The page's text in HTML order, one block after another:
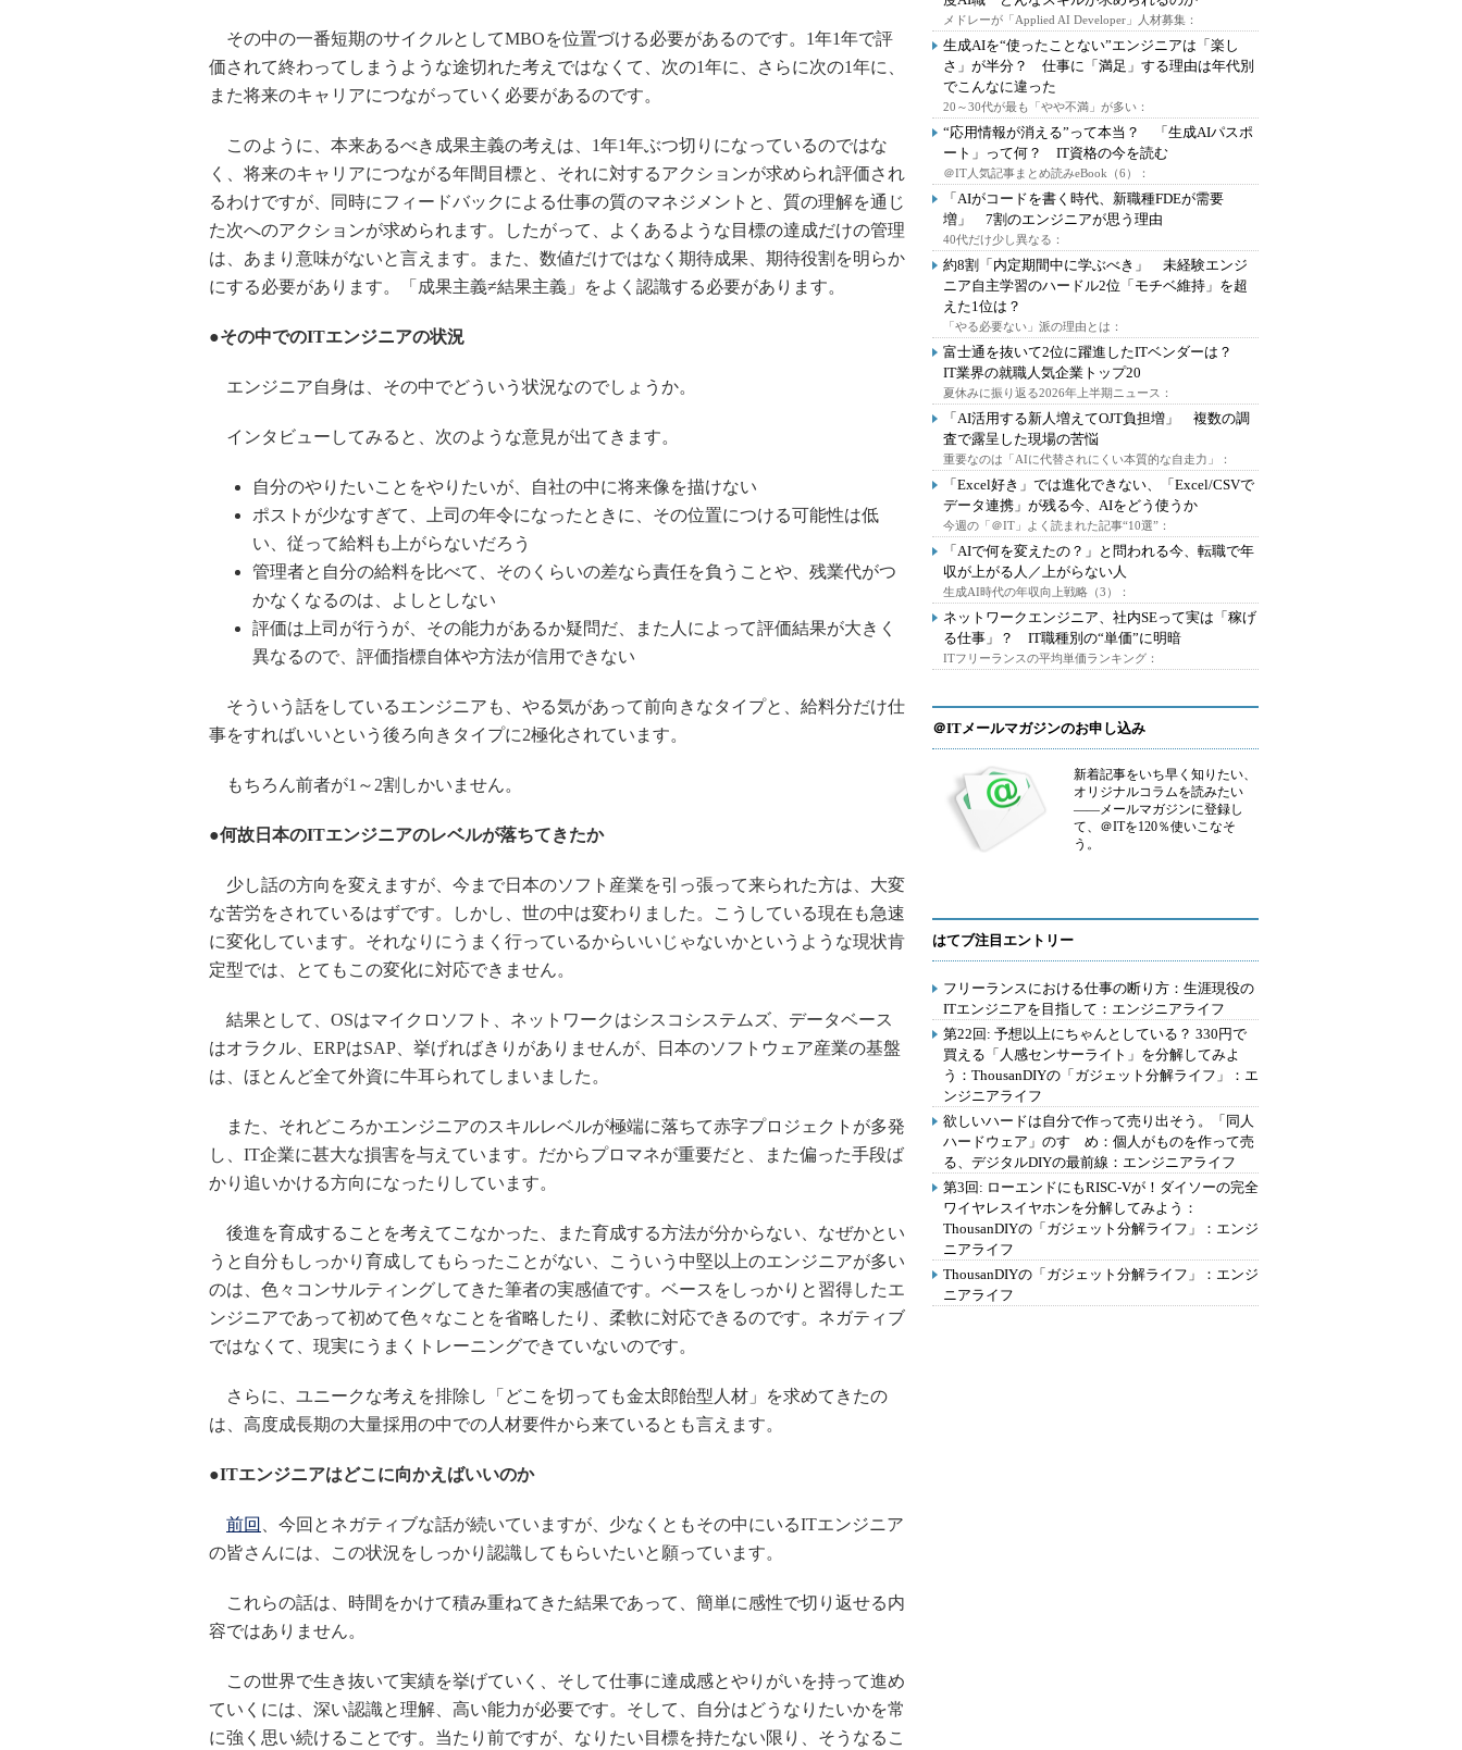
その中の一番短期のサイクルとしてMBOを位置づける必要があるのです。1年1年で評
価されて終わってしまうような途切れた考えではなくて、次の1年に、さらに次の1年に、
また将来のキャリアにつながっていく必要があるのです。
このように、本来あるべき成果主義の考えは、1年1年ぶつ切りになっているのではな
く、将来のキャリアにつながる年間目標と、それに対するアクションが求められ評価され
るわけですが、同時にフィードバックによる仕事の質のマネジメントと、質の理解を通じ
た次へのアクションが求められます。したがって、よくあるような目標の達成だけの管理
は、あまり意味がないと言えます。また、数値だけではなく期待成果、期待役割を明らか
にする必要があります。「成果主義≠結果主義」をよく認識する必要があります。
●その中でのITエンジニアの状況
エンジニア自身は、その中でどういう状況なのでしょうか。
インタビューしてみると、次のような意見が出てきます。
自分のやりたいことをやりたいが、自社の中に将来像を描けない
ポストが少なすぎて、上司の年令になったときに、その位置につける可能性は低
い、従って給料も上がらないだろう
管理者と自分の給料を比べて、そのくらいの差なら責任を負うことや、残業代がつ
かなくなるのは、よしとしない
評価は上司が行うが、その能力があるか疑問だ、また人によって評価結果が大きく
異なるので、評価指標自体や方法が信用できない
そういう話をしているエンジニアも、やる気があって前向きなタイプと、給料分だけ仕
事をすればいいという後ろ向きタイプに2極化されています。
もちろん前者が1～2割しかいません。
●何故日本のITエンジニアのレベルが落ちてきたか
少し話の方向を変えますが、今まで日本のソフト産業を引っ張って来られた方は、大変
な苦労をされているはずです。しかし、世の中は変わりました。こうしている現在も急速
に変化しています。それなりにうまく行っているからいいじゃないかというような現状肯
定型では、とてもこの変化に対応できません。
結果として、OSはマイクロソフト、ネットワークはシスコシステムズ、データベース
はオラクル、ERPはSAP、挙げればきりがありませんが、日本のソフトウェア産業の基盤
は、ほとんど全て外資に牛耳られてしまいました。
また、それどころかエンジニアのスキルレベルが極端に落ちて赤字プロジェクトが多発
し、IT企業に甚大な損害を与えています。だからプロマネが重要だと、また偏った手段ば
かり追いかける方向になったりしています。
後進を育成することを考えてこなかった、また育成する方法が分からない、なぜかとい
うと自分もしっかり育成してもらったことがない、こういう中堅以上のエンジニアが多い
のは、色々コンサルティングしてきた筆者の実感値です。ベースをしっかりと習得したエ
ンジニアであって初めて色々なことを省略したり、柔軟に対応できるのです。ネガティブ
ではなくて、現実にうまくトレーニングできていないのです。
さらに、ユニークな考えを排除し「どこを切っても金太郎飴型人材」を求めてきたの
は、高度成長期の大量採用の中での人材要件から来ているとも言えます。
●ITエンジニアはどこに向かえばいいのか
前回
、今回とネガティブな話が続いていますが、少なくともその中にいるITエンジニア
の皆さんには、この状況をしっかり認識してもらいたいと願っています。
これらの話は、時間をかけて積み重ねてきた結果であって、簡単に感性で切り返せる内
容ではありません。
この世界で生き抜いて実績を挙げていく、そして仕事に達成感とやりがいを持って進め
ていくには、深い認識と理解、高い能力が必要です。そして、自分はどうなりたいかを常
に強く思い続けることです。当たり前ですが、なりたい目標を持たない限り、そうなるこ
メドレーが「Applied AI Developer」人材募集：
生成AIを“使ったことない”エンジニアは「楽し
さ」が半分？ 仕事に「満足」する理由は年代別
でこんなに違った
20～30代が最も「やや不満」が多い：
“応用情報が消える”って本当？ 「生成AIパスポ
ート」って何？ IT資格の今を読む
＠IT人気記事まとめ読みeBook（6）：
「AIがコードを書く時代、新職種FDEが需要
増」 7割のエンジニアが思う理由
40代だけ少し異なる：
約8割「内定期間中に学ぶべき」 未経験エンジ
ニア自主学習のハードル2位「モチベ維持」を超
えた1位は？
「やる必要ない」派の理由とは：
富士通を抜いて2位に躍進したITベンダーは？
IT業界の就職人気企業トップ20
夏休みに振り返る2026年上半期ニュース：
「AI活用する新人増えてOJT負担増」 複数の調
査で露呈した現場の苦悩
重要なのは「AIに代替されにくい本質的な自走力」：
「Excel好き」では進化できない、「Excel/CSVで
データ連携」が残る今、AIをどう使うか
今週の「＠IT」よく読まれた記事“10選”：
「AIで何を変えたの？」と問われる今、転職で年
収が上がる人／上がらない人
生成AI時代の年収向上戦略（3）：
ネットワークエンジニア、社内SEって実は「稼げ
る仕事」？ IT職種別の“単価”に明暗
ITフリーランスの平均単価ランキング：
＠ITメールマガジンのお申し込み
新着記事をいち早く知りたい、
オリジナルコラムを読みたい
――メールマガジンに登録し
て、＠ITを120％使いこなそ
う。
はてブ注目エントリー
フリーランスにおける仕事の断り方：生涯現役の
ITエンジニアを目指して：エンジニアライフ
第22回: 予想以上にちゃんとしている？ 330円で
買える「人感センサーライト」を分解してみよ
う：ThousanDIYの「ガジェット分解ライフ」：エ
ンジニアライフ
欲しいハードは自分で作って売り出そう。「同人
ハードウェア」のすゝめ：個人がものを作って売
る、デジタルDIYの最前線：エンジニアライフ
第3回: ローエンドにもRISC-Vが！ダイソーの完全
ワイヤレスイヤホンを分解してみよう：
ThousanDIYの「ガジェット分解ライフ」：エンジ
ニアライフ
ThousanDIYの「ガジェット分解ライフ」：エンジ
ニアライフ